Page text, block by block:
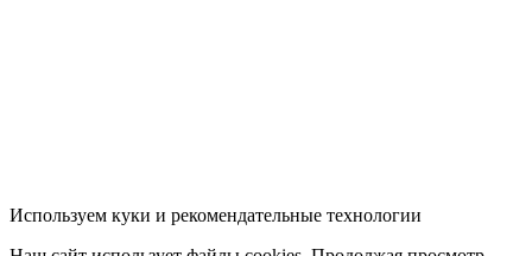
Используем куки и рекомендательные технологии